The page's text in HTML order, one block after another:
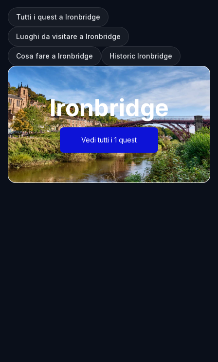
Tutti i quest a Ironbridge
Luoghi da visitare a Ironbridge
Cosa fare a Ironbridge Historic Ironbridge
Ironbridge
Vedi tutti i 1 quest